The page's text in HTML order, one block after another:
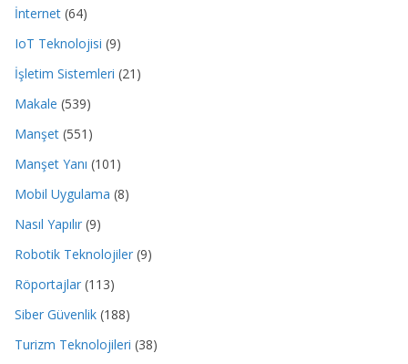
İnternet (64)
IoT Teknolojisi (9)
İşletim Sistemleri (21)
Makale (539)
Manşet (551)
Manşet Yanı (101)
Mobil Uygulama (8)
Nasıl Yapılır (9)
Robotik Teknolojiler (9)
Röportajlar (113)
Siber Güvenlik (188)
Turizm Teknolojileri (38)